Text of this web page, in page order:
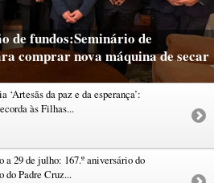
de fundos:Seminário de
comprar nova máquina de secar
‘Artesãs da paz e da esperança’:
às Filhas...
a 29 de julho: 167.º aniversário do
do Padre Cruz...